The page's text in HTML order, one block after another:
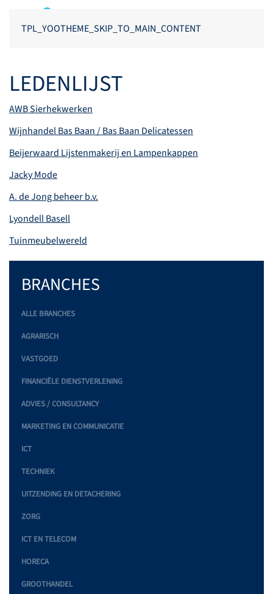
TPL_YOOTHEME_SKIP_TO_MAIN_CONTENT
LEDENLIJST
AWB Sierhekwerken
Wijnhandel Bas Baan / Bas Baan Delicatessen
Beijerwaard Lijstenmakerij en Lampenkappen
Jacky Mode
A. de Jong beheer b.v.
Lyondell Basell
Tuinmeubelwereld
BRANCHES
ALLE BRANCHES
AGRARISCH
VASTGOED
FINANCIËLE DIENSTVERLENING
ADVIES / CONSULTANCY
MARKETING EN COMMUNICATIE
ICT
TECHNIEK
UITZENDING EN DETACHERING
ZORG
ICT EN TELECOM
HORECA
GROOTHANDEL